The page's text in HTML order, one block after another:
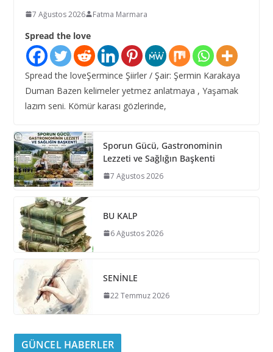
7 Ağustos 2026 Fatma Marmara
Spread the love
Spread the loveŞermince Şiirler / Şair: Şermin Karakaya
Duman Bazen kelimeler yetmez anlatmaya , Yaşamak
lazım seni. Kömür karası gözlerinde,
Sporun Gücü, Gastronominin
Lezzeti ve Sağlığın Başkenti
7 Ağustos 2026
BU KALP
6 Ağustos 2026
SENİNLE
22 Temmuz 2026
GÜNCEL HABERLER